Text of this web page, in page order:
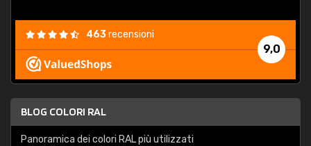
9,0
463recensioni
BLOG COLORI RAL
Panoramica dei colori RAL più utilizzati